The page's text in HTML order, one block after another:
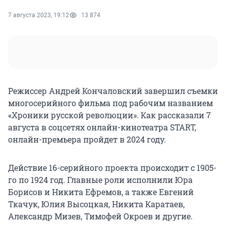
7 августа 2023, 19:12 13 874
Режиссер Андрей Кончаловский завершил съемки
многосерийного фильма под рабочим названием
«Хроники русской революции». Как рассказали 7
августа в соцсетях онлайн-кинотеатра START,
онлайн-премьера пройдет в 2024 году.
Действие 16-серийного проекта происходит с 1905-
го по 1924 год. Главные роли исполнили Юра
Борисов и Никита Ефремов, а также Евгений
Ткачук, Юлия Высоцкая, Никита Каратаев,
Александр Мизев, Тимофей Окроев и другие.